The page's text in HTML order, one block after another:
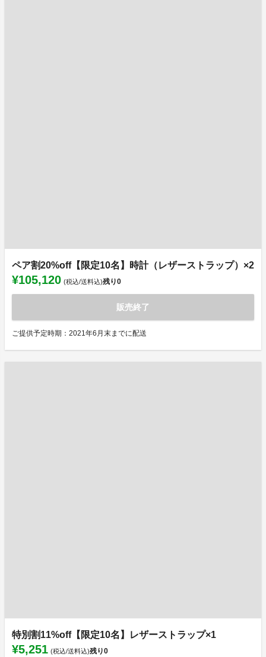
ペア割20%off【限定10名】時計（レザーストラップ）×2
¥105,120 (税込/送料込)残り0
販売終了
ご提供予定時期：2021年6月末までに配送
特別割11%off【限定10名】レザーストラップ×1
¥5,251 (税込/送料込)残り0